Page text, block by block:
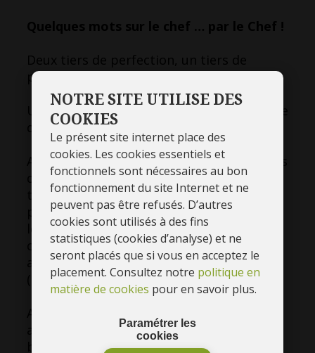
Quelques mots sur le chef … par le Chef !
Deux tiers de perfection, un tiers de
plaisir!
Un privilège? Certainement. Une preuve de
qualité du produit? Assurément.
Après une solide formation acquise auprès
de l’Ecole « Boucherie charcuterie
traiteur » de Namur, « ITCA », c’est de son
père et sa grand-mère maternel qu’il prît
le goût de la cuisine. Il apprit que
charcuter, désosser et cuisiner sont des
arts qui s’expriment devant le laboratoire
(atelier, fourneaux, le piano, etc.).
autodidacte. Son métier lui apporte
beaucoup de
NOTRE SITE UTILISE DES
COOKIES
Le présent site internet place des
cookies. Les cookies essentiels et
fonctionnels sont nécessaires au bon
fonctionnement du site Internet et ne
peuvent pas être refusés. D’autres
cookies sont utilisés à des fins
statistiques (cookies d’analyse) et ne
seront placés que si vous en acceptez le
placement. Consultez notre politique en
matière de cookies pour en savoir plus.
Paramétrer les
cookies